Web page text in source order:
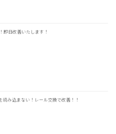
即日改善いたします！
読み込まない！レール交換で改善！！